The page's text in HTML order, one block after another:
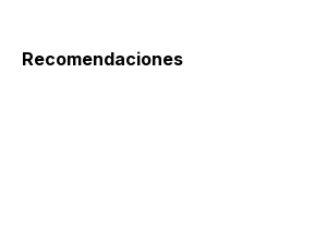
Recomendaciones